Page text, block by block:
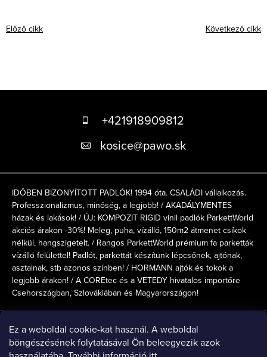
Ez a weboldal cookie-kat használ. A weboldal
böngészésének folytatásával Ön beleegyezik azok
Előző cikk Következő cikk
é
+421918909812
kosice@pawo.sk
IDŐBEN BIZONYÍTOTT PADLÓK! 1994 óta. CSALÁDI vállalkozás.
Professzionalizmus, minőség, a legjobb! / AKADÁLYMENTES
házak és lakások! / ÚJ: KOMPOZIT RIGID vinil padlók ParkettWorld
akciós árakon -30%! Meleg, puha, vízálló, 150m2 átmenet csíkok
nélkül, hangszigetelt. / Rangos ParkettWorld prémium fa parketták
vízálló felülettel! Padlót, parkettát készítünk lépcsőnek, ajtónak,
asztalnak, stb azonos színben! / HORMANN ajtók és tokok a
legjobb árakon! / A COREtec és a VETEDY hivatalos importőre
Csehországban, Szlovákiában és Magyarországon!
Online fizetési lehetőséget biztosítunk